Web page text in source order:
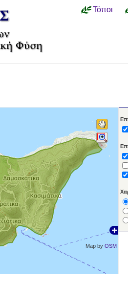
Τόποι
Map byOSM